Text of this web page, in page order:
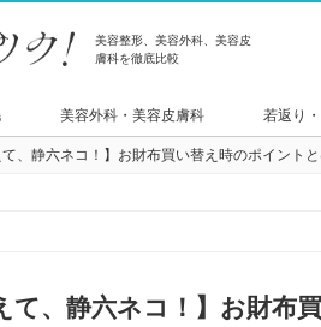
美容整形、美容外科、美容皮
膚科を徹底比較
美容外科・美容皮膚科 若返り
て、静六ネコ！】お財布買い替え時のポイントと
て、静六ネコ！】お財布